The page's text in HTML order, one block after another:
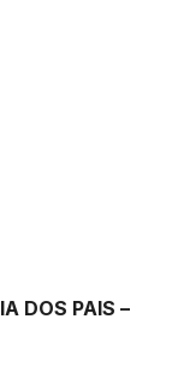
DOS PAIS –